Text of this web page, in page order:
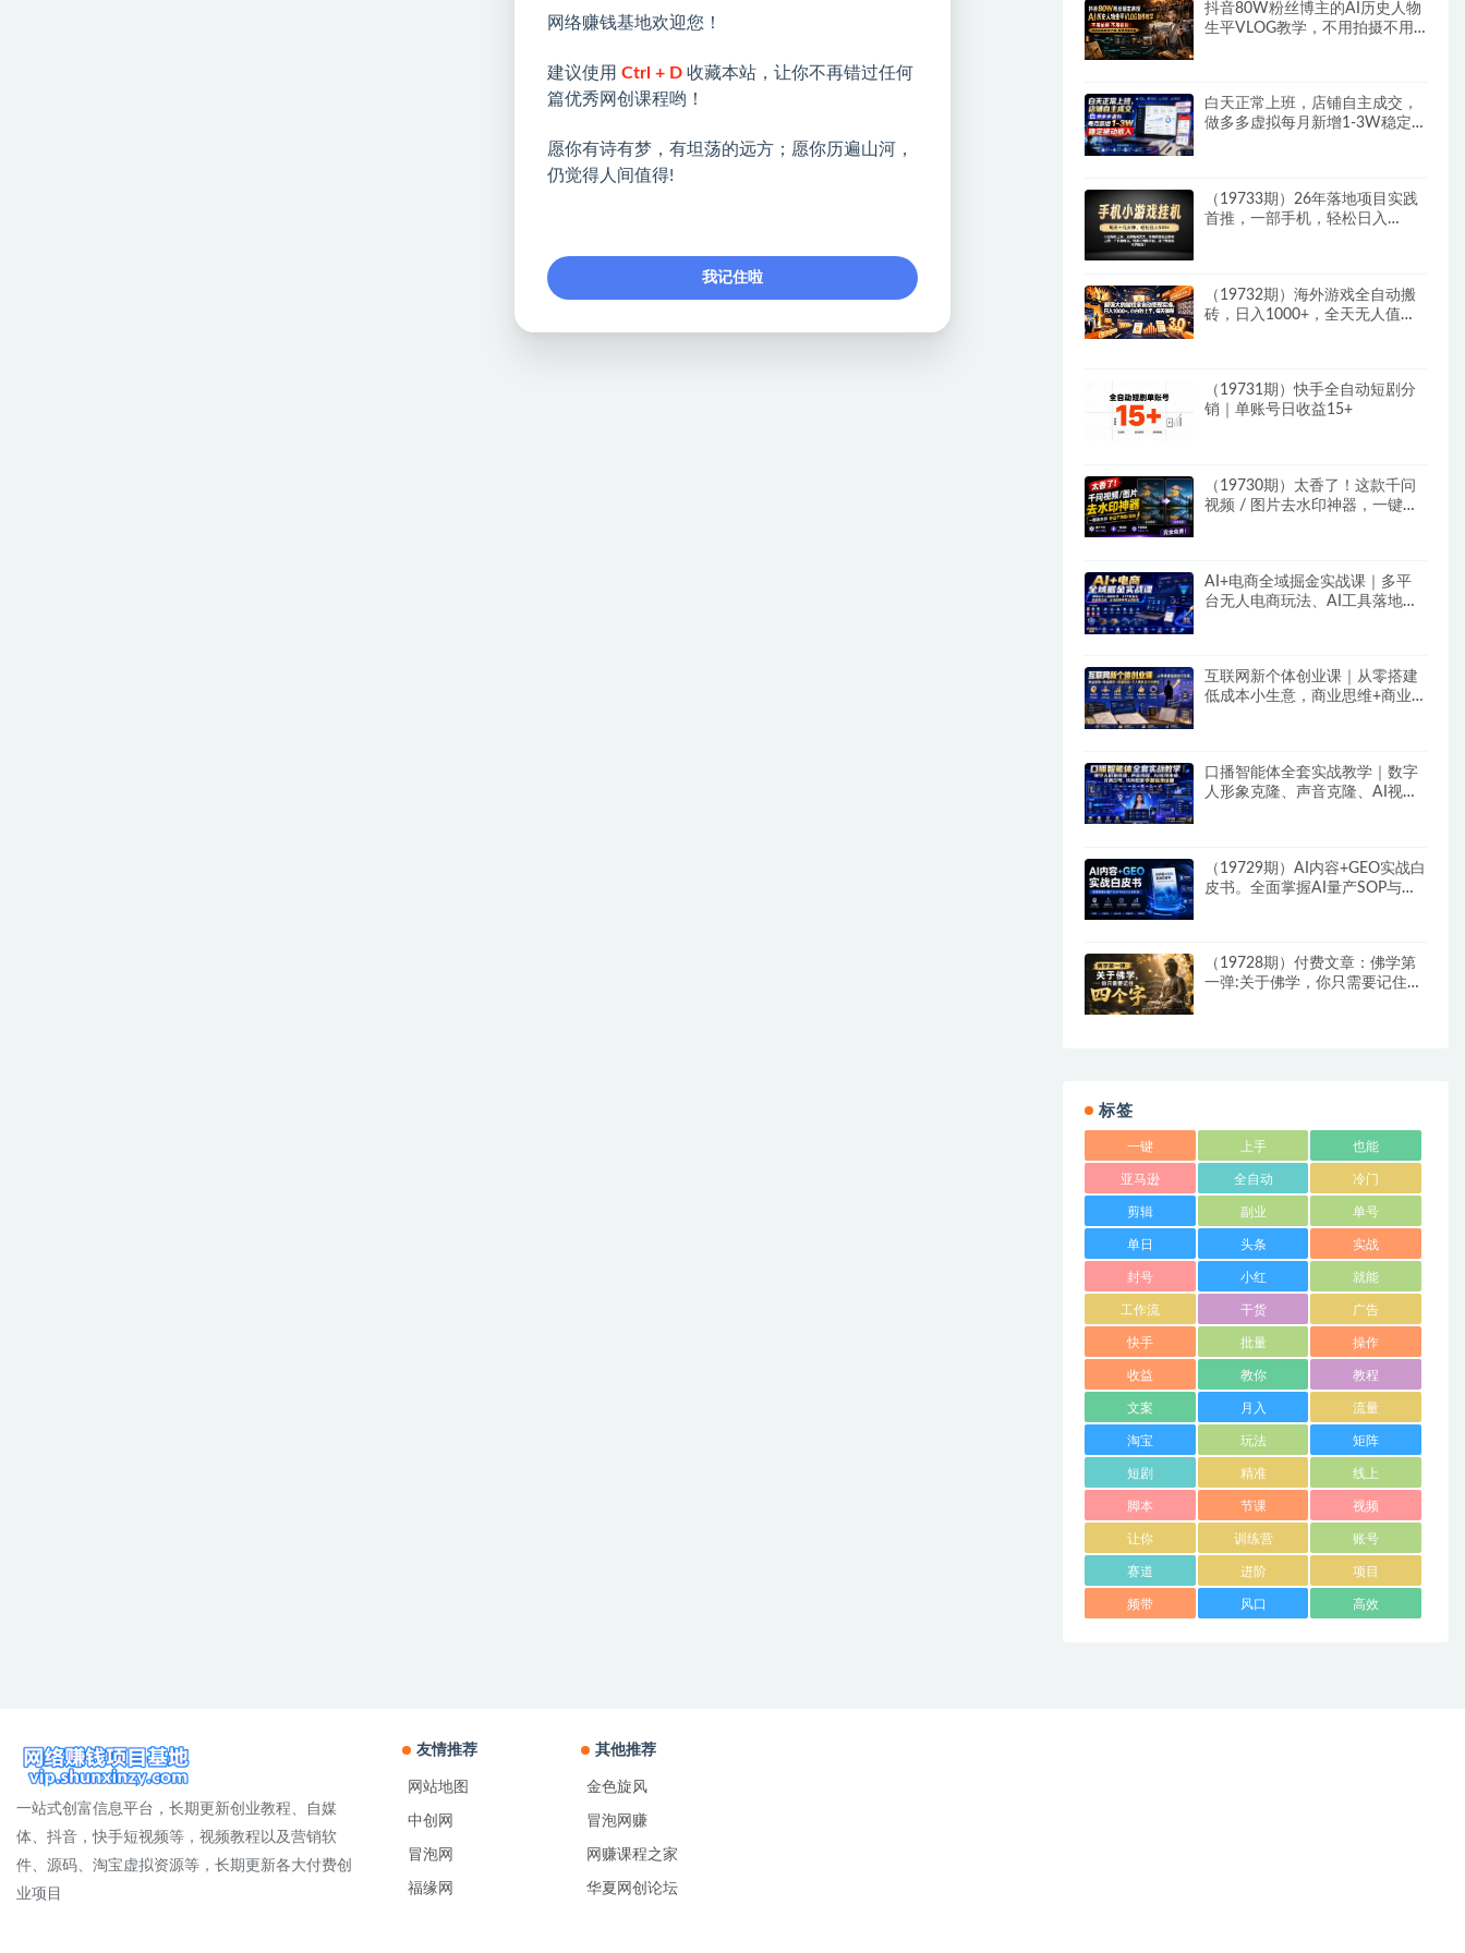
抖音80W粉丝博主的AI历史人物
生平VLOG教学，不用拍摄不用
白天正常上班，店铺自主成交，
做多多虚拟每月新增1-3W稳定
（19733期）26年落地项目实践
首推，一部手机，轻松日入
（19732期）海外游戏全自动搬
砖，日入1000+，全天无人值
（19731期）快手全自动短剧分
销｜单账号日收益15+
（19730期）太香了！这款千问
视频 / 图片去水印神器，一键搞
AI+电商全域掘金实战课｜多平
台无人电商玩法、AI工具落地、
互联网新个体创业课｜从零搭建
低成本小生意，商业思维+商业
口播智能体全套实战教学｜数字
人形象克隆、声音克隆、AI视频
（19729期）AI内容+GEO实战白
皮书。全面掌握AI量产SOP与
（19728期）付费文章：佛学第
一弹:关于佛学，你只需要记住四
标签
一键 上手 也能
亚马逊 全自动 冷门
剪辑 副业 单号
单日 头条 实战
封号 小红 就能
工作流 干货 广告
快手 批量 操作
收益 教你 教程
文案 月入 流量
淘宝 玩法 矩阵
短剧 精准 线上
脚本 节课 视频
让你 训练营 账号
赛道 进阶 项目
频带 风口 高效
一站式创富信息平台，长期更新创业教程、自媒
体、抖音，快手短视频等，视频教程以及营销软
件、源码、淘宝虚拟资源等，长期更新各大付费创
业项目
友情推荐
网站地图
中创网
冒泡网
福缘网
其他推荐
金色旋风
冒泡网赚
网赚课程之家
华夏网创论坛
网络赚钱基地欢迎您！
建议使用 Ctrl + D 收藏本站，让你不再错过任何
篇优秀网创课程哟！
愿你有诗有梦，有坦荡的远方；愿你历遍山河，
仍觉得人间值得!
我记住啦